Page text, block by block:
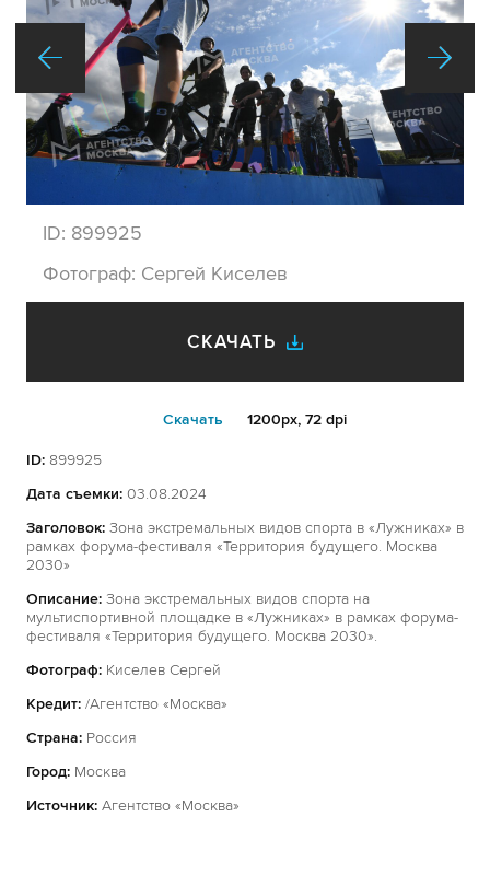
ID: 899925
Фотограф: Сергей Киселев
СКАЧАТЬ
Cкачать 1200px, 72 dpi
ID: 899925
Дата съемки: 03.08.2024
Заголовок: Зона экстремальных видов спорта в «Лужниках» в
рамках форума-фестиваля «Территория будущего. Москва
2030»
Описание: Зона экстремальных видов спорта на
мультиспортивной площадке в «Лужниках» в рамках форума-
фестиваля «Территория будущего. Москва 2030».
Фотограф: Киселев Сергей
Кредит: /Агентство «Москва»
Страна: Россия
Город: Москва
Источник: Агентство «Москва»